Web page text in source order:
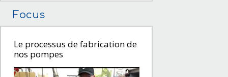
Focus
Le processus de fabrication de
nos pompes